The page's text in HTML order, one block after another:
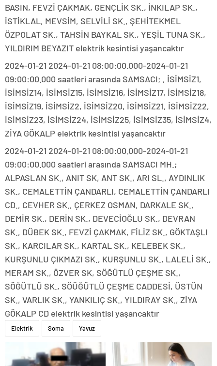
BASIN, FEVZİ ÇAKMAK, GENÇLİK SK., İNKILAP SK.,
İSTİKLAL, MEVSİM, SELVİLİ SK., ŞEHİTEKMEL
ÖZPOLAT SK., TAHSİN BAYKAL SK., YEŞİL TUNA SK.,
YILDIRIM BEYAZIT elektrik kesintisi yaşancaktır
2024-01-21 2024-01-21 08:00:00.000-2024-01-21
09:00:00.000 saatleri arasında SAMSACI; , İSİMSİZ1,
İSİMSİZ14, İSİMSİZ15, İSİMSİZ16, İSİMSİZ17, İSİMSİZ18,
İSİMSİZ19, İSİMSİZ2, İSİMSİZ20, İSİMSİZ21, İSİMSİZ22,
İSİMSİZ23, İSİMSİZ24, İSİMSİZ25, İSİMSİZ35, İSİMSİZ4,
ZİYA GÖKALP elektrik kesintisi yaşancaktır
2024-01-21 2024-01-21 08:00:00.000-2024-01-21
09:00:00.000 saatleri arasında SAMSACI MH.;
ALPASLAN SK., ANIT SK, ANT SK., ARI SL., AYDINLIK
SK., CEMALETTİN ÇANDARLI, CEMALETTİN ÇANDARLI
CD., CEVHER SK., ÇERKEZ OSMAN, DARKALE SK.,
DEMİR SK., DERİN SK., DEVECİOĞLU SK., DEVRAN
SK., DÜBEK SK., FEVZİ ÇAKMAK, FİLİZ SK., GÖKTAŞLI
SK., KARCILAR SK., KARTAL SK., KELEBEK SK.,
KURŞUNLU ÇIKMAZI SK., KURŞUNLU SK., LALELİ SK.,
MERAM SK., ÖZVER SK, SÖĞÜTLÜ ÇEŞME SK.,
SÖĞÜTLÜ SK., SÖÜĞÜTLÜ ÇEŞME CADDESİ, ÜSTÜN
SK., VARLIK SK., YANKILIÇ SK., YILDIRAY SK., ZİYA
GÖKALP CD elektrik kesintisi yaşancaktır
Elektrik Soma Yavuz